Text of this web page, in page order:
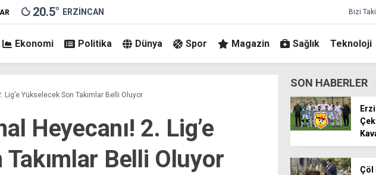
20.5° ERZINCAN Bizi
Ekonomi Politika Dünya Spor Magazin Sağlık Teknoloji
Lig’e Yükselecek Son Takımlar Belli Oluyor
Heyecanı! 2. Lig’e
Belli Oluyor
SON HABERLER
Çöl